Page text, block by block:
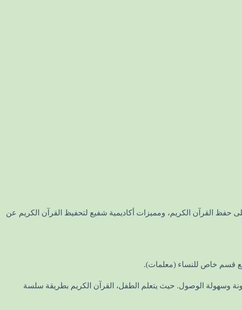
القرآن للأطفال عن بعد، وأهم 4 نصائح للأمهات لتحفيز أطفالهن على حفظ القرآن الكريم، ومميزات أكاديمية شفيع لتحفيظ القرآن الكريم عن
مع قسم خاص للنساء (معلمات).
وسهولة الوصول. حيث يتعلم الطفل، القرآن الكريم بطريقة سلسة